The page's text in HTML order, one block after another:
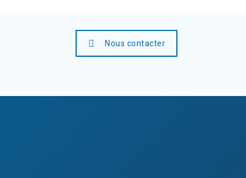
Nous contacter